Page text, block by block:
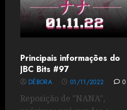
Principais informações do
JBC Bits #97
DÉBORA 01/11/2022 0
Reposição de "NANA",